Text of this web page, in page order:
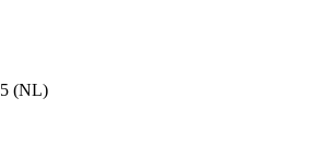
(NL)